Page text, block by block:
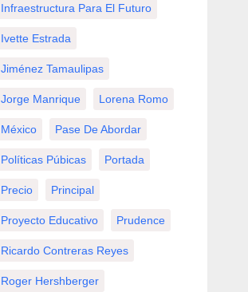
Infraestructura Para El Futuro
Ivette Estrada
Jiménez Tamaulipas
Jorge Manrique Lorena Romo
México Pase De Abordar
Políticas Púbicas Portada
Precio Principal
Proyecto Educativo Prudence
Ricardo Contreras Reyes
Roger Hershberger